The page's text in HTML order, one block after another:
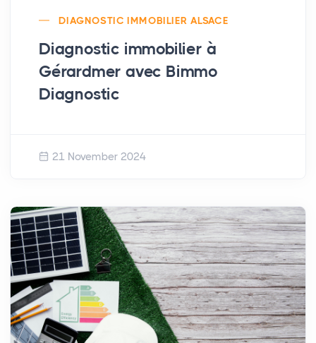
DIAGNOSTIC IMMOBILIER ALSACE
Diagnostic immobilier à
Gérardmer avec Bimmo
Diagnostic
21 November 2024